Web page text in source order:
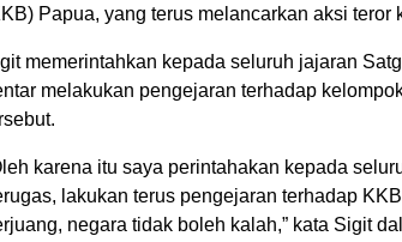
Papua, yang terus melancarkan aksi teror
memerintahkan kepada seluruh jajaran
melakukan pengejaran terhadap
karena itu saya perintahakan kepada
lakukan terus pengejaran terhadap
negara tidak boleh kalah,” kata Sigit